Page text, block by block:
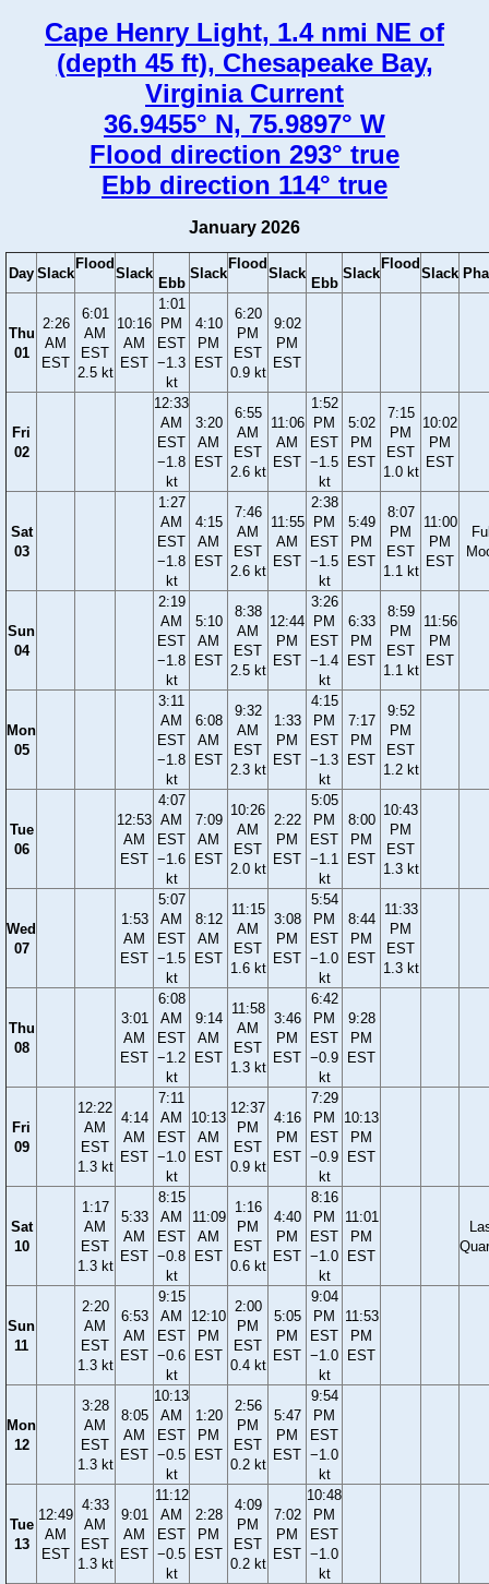
Cape Henry Light, 1.4 nmi NE of
(depth 45 ft), Chesapeake Bay,
Virginia Current
36.9455° N, 75.9897° W
Flood direction 293° true
Ebb direction 114° true
January 2026
Day Slack
Flood
Slack
Ebb
Slack
Flood
Slack
Ebb
Slack
Flood
Slack
Thu
01
2:26
AM
EST
6:01
AM
EST
2.5 kt
10:16
AM
EST
1:01
PM
EST
−1.3
kt
4:10
PM
EST
6:20
PM
EST
0.9 kt
9:02
PM
EST
Fri
02
12:33
AM
EST
−1.8
kt
3:20
AM
EST
6:55
AM
EST
2.6 kt
11:06
AM
EST
1:52
PM
EST
−1.5
kt
5:02
PM
EST
7:15
PM
EST
1.0 kt
10:02
PM
EST
Sat
03
1:27
AM
EST
−1.8
kt
4:15
AM
EST
7:46
AM
EST
2.6 kt
11:55
AM
EST
2:38
PM
EST
−1.5
kt
5:49
PM
EST
8:07
PM
EST
1.1 kt
11:00
PM
EST
Sun
04
2:19
AM
EST
−1.8
kt
5:10
AM
EST
8:38
AM
EST
2.5 kt
12:44
PM
EST
3:26
PM
EST
−1.4
kt
6:33
PM
EST
8:59
PM
EST
1.1 kt
11:56
PM
EST
Mon
05
3:11
AM
EST
−1.8
kt
6:08
AM
EST
9:32
AM
EST
2.3 kt
1:33
PM
EST
4:15
PM
EST
−1.3
kt
7:17
PM
EST
9:52
PM
EST
1.2 kt
Tue
06
12:53
AM
EST
4:07
AM
EST
−1.6
kt
7:09
AM
EST
10:26
AM
EST
2.0 kt
2:22
PM
EST
5:05
PM
EST
−1.1
kt
8:00
PM
EST
10:43
PM
EST
1.3 kt
Wed
07
1:53
AM
EST
5:07
AM
EST
−1.5
kt
8:12
AM
EST
11:15
AM
EST
1.6 kt
3:08
PM
EST
5:54
PM
EST
−1.0
kt
8:44
PM
EST
11:33
PM
EST
1.3 kt
Thu
08
3:01
AM
EST
6:08
AM
EST
−1.2
kt
9:14
AM
EST
11:58
AM
EST
1.3 kt
3:46
PM
EST
6:42
PM
EST
−0.9
kt
9:28
PM
EST
Fri
09
12:22
AM
EST
1.3 kt
4:14
AM
EST
7:11
AM
EST
−1.0
kt
10:13
AM
EST
12:37
PM
EST
0.9 kt
4:16
PM
EST
7:29
PM
EST
−0.9
kt
10:13
PM
EST
Sat
10
1:17
AM
EST
1.3 kt
5:33
AM
EST
8:15
AM
EST
−0.8
kt
11:09
AM
EST
1:16
PM
EST
0.6 kt
4:40
PM
EST
8:16
PM
EST
−1.0
kt
11:01
PM
EST
Sun
11
2:20
AM
EST
1.3 kt
6:53
AM
EST
9:15
AM
EST
−0.6
kt
12:10
PM
EST
2:00
PM
EST
0.4 kt
5:05
PM
EST
9:04
PM
EST
−1.0
kt
11:53
PM
EST
Mon
12
3:28
AM
EST
1.3 kt
8:05
AM
EST
10:13
AM
EST
−0.5
kt
1:20
PM
EST
2:56
PM
EST
0.2 kt
5:47
PM
EST
9:54
PM
EST
−1.0
kt
Tue
13
12:49
AM
EST
4:33
AM
EST
1.3 kt
9:01
AM
EST
11:12
AM
EST
−0.5
kt
2:28
PM
EST
4:09
PM
EST
0.2 kt
7:02
PM
EST
10:48
PM
EST
−1.0
kt